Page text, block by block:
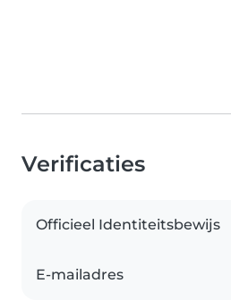
Verificaties
Officieel Identiteitsbewijs
E-mailadres